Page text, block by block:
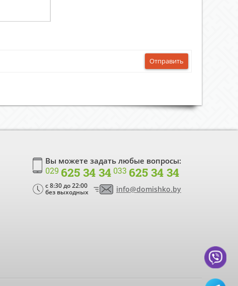
Отправить
Вы можете задать любые вопросы:
029 625 34 34 033 625 34 34
c 8:30 до 22:00
без выходных info@domishko.by